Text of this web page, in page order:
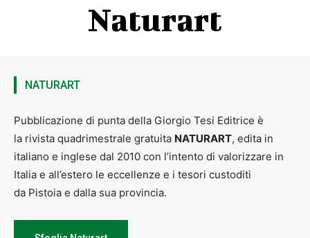
Naturart
NATURART
Pubblicazione di punta della Giorgio Tesi Editrice è
la rivista quadrimestrale gratuita NATURART, edita in
italiano e inglese dal 2010 con l’intento di valorizzare in
Italia e all’estero le eccellenze e i tesori custoditi
da Pistoia e dalla sua provincia.